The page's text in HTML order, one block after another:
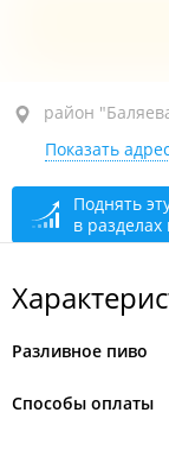
район
закрыто,
район
Показать
Поднять
в разделах
Разливное пиво
Способы оплаты